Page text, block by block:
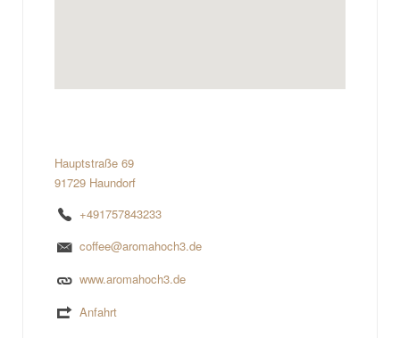
Hauptstraße 69
91729 Haundorf
+491757843233
coffee@aromahoch3.de
www.aromahoch3.de
Anfahrt